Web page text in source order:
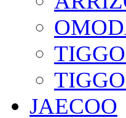
JAECOO